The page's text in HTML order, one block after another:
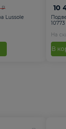
₽
Lussole
10
10773
На
В